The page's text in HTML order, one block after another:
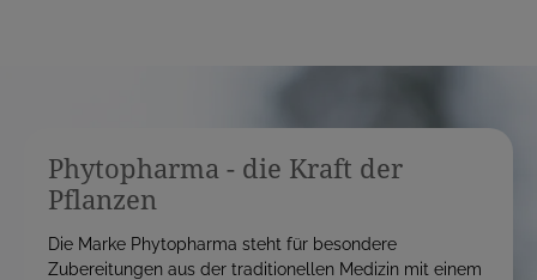
Phytopharma - die Kraft der
Pflanzen
Die Marke Phytopharma steht für besondere
Zubereitungen aus der traditionellen Medizin mit einem